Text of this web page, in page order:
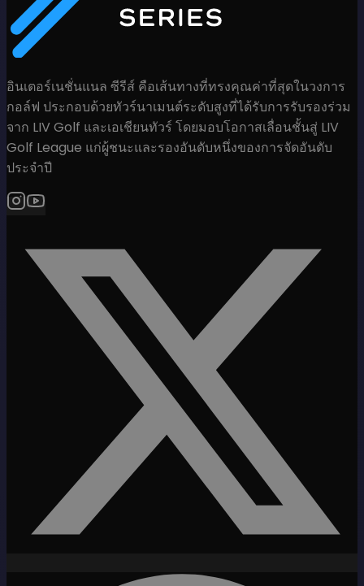
อินเตอร์เนชั่นแนล ซีรีส์ คือเส้นทางที่ทรงคุณค่าที่สุดในวงการ
กอล์ฟ ประกอบด้วยทัวร์นาเมนต์ระดับสูงที่ได้รับการรับรองร่วม
จาก LIV Golf และเอเชียนทัวร์ โดยมอบโอกาสเลื่อนชั้นสู่ LIV
Golf League แก่ผู้ชนะและรองอันดับหนึ่งของการจัดอันดับ
ประจำปี